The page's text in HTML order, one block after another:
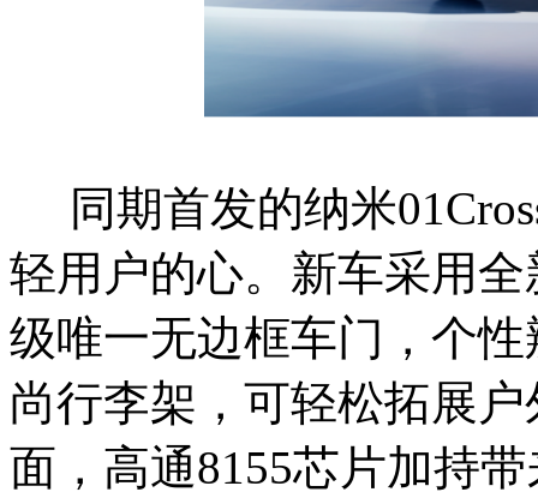
同期首发的纳米
轻用户的心。新车采用
级唯一无边框车门，个
尚行李架，可轻松拓展
面，高通8155芯片加持